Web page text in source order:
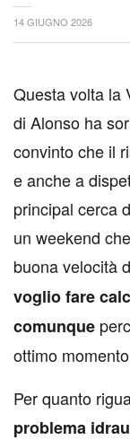
14 GIUGNO 2026
Questa volta la
di Alonso ha
convinto che il
e anche a
principal cerca
un weekend
buona velocità
voglio fare
comunque
ottimo
Per quanto
problema